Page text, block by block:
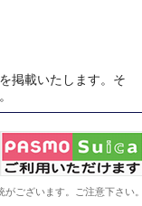
掲載いたします。そ
ございます。ご注意下さい。